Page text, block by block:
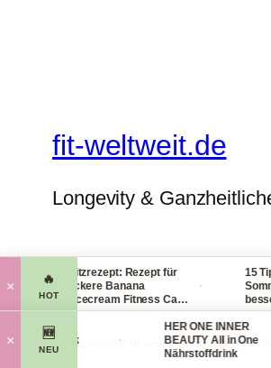
fit-weltweit.de
Longevity &
© 2014-2026 fit-weltweit.de I
× 🔥
HOT
Blitzrezept: Rezept für
leckere Banana
Nicecream Fitness Carb
Eiscream
15 Tipps
besser
Hitze (Tag
× 🆕
NEU
Organics
Mask
HER ONE INNER
BEAUTY All in One
Nährstoffdrink